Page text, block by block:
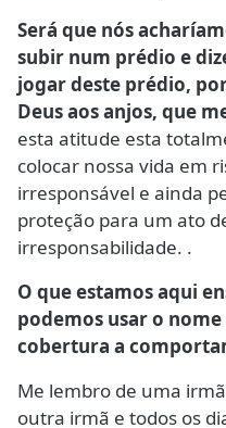
Será que nós
subir num prédio e
jogar deste prédio,
Deus aos anjos, que
esta atitude esta
colocar nossa vida em
irresponsável e ainda
proteção para um ato
irresponsabilidade. .
O que estamos aqui
podemos usar o
cobertura a
Me lembro de uma
outra irmã e todos os